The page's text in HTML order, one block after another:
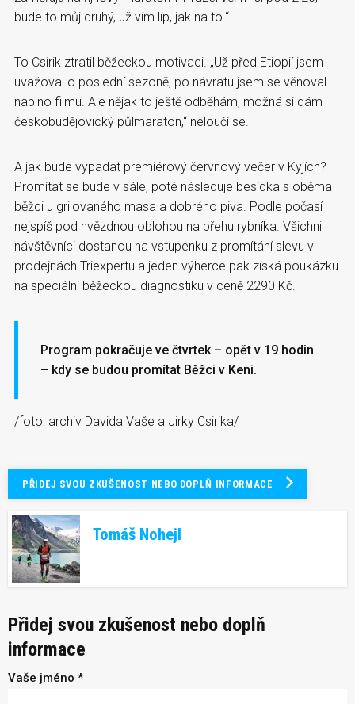
bude to můj druhý, už vím líp, jak na to.“
To Csirik ztratil běžeckou motivaci. „Už před Etiopií jsem
uvažoval o poslední sezoně, po návratu jsem se věnoval
naplno filmu. Ale nějak to ještě odběhám, možná si dám
českobudějovický půlmaraton,“ neloučí se.
A jak bude vypadat premiérový červnový večer v Kyjích?
Promítat se bude v sále, poté následuje besídka s oběma
běžci u grilovaného masa a dobrého piva. Podle počasí
nejspíš pod hvězdnou oblohou na břehu rybníka. Všichni
návštěvníci dostanou na vstupenku z promítání slevu v
prodejnách Triexpertu a jeden výherce pak získá poukázku
na speciální běžeckou diagnostiku v ceně 2290 Kč.
Program pokračuje ve čtvrtek – opět v 19 hodin
– kdy se budou promítat Běžci v Keni.
/foto: archiv Davida Vaše a Jirky Csirika/
PŘIDEJ SVOU ZKUŠENOST NEBO DOPLŇ INFORMACE
Tomáš Nohejl
Přidej svou zkušenost nebo doplň
informace
Vaše jméno *